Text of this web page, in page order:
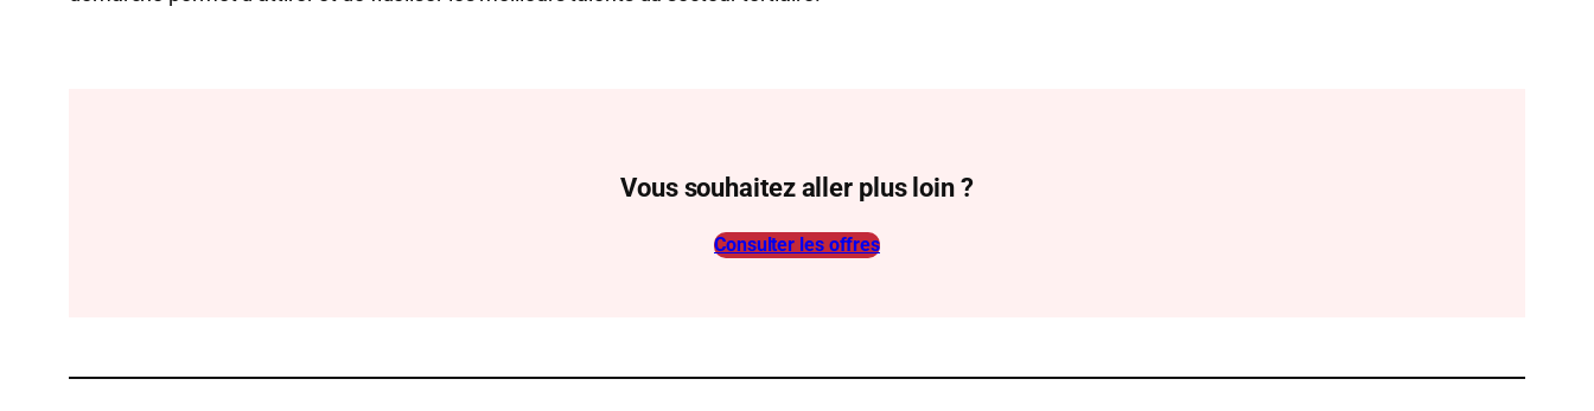
Vous souhaitez aller plus loin ?
Consulter les offres